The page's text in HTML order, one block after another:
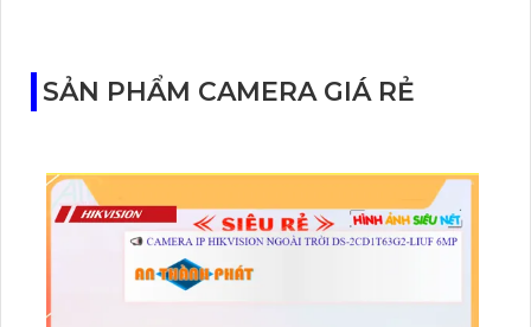
SẢN PHẨM CAMERA GIÁ RẺ